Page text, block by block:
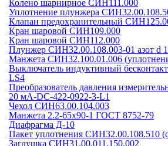
Колено шарнирное СИН111.000
Уплотнение плунжера
Клапан предохранительный
Кран шаровой СИН109.000
Кран шаровой СИН112.000
Плунжер СИН32.00.108.003-01 азот d
Манжета СИН32.100.01.006
Выключатель индуктивный
LS4
Преобразователь давления
20 мА-DC-422-0922-3-L1
Чехол СИН63.00.104.003
Манжета 2.2-65х90-1 ГОСТ 8752-79
Диафрагма Д-10
Пакет уплотнения СИН32.00.108.510
Заглушка СИН31.00.011.150.002